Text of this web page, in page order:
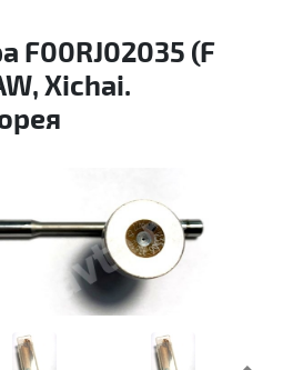
F00RJ02035 (F
Xichai.